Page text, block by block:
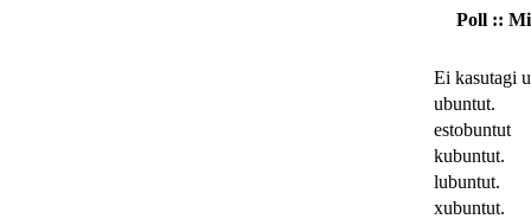
Poll ::
Ei kasutagi
ubuntut.
estobuntut
kubuntut.
lubuntut.
xubuntut.